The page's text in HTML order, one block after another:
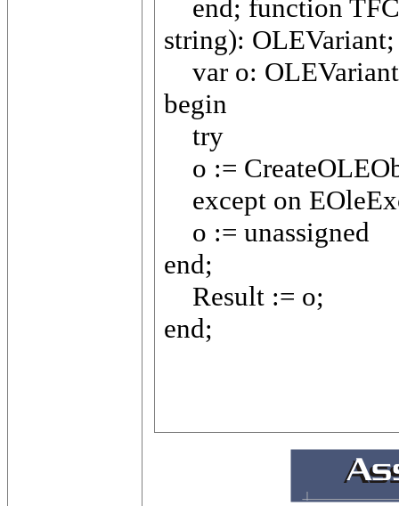
end; function
string): OLEVariant;
var o:
begin
try
o :=
except on
o := unassigned
end;
Result := o;
end;